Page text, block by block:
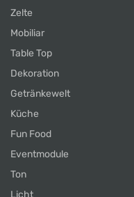
Zelte
Mobiliar
Table Top
Dekoration
Getränkewelt
Küche
Fun Food
Eventmodule
Ton